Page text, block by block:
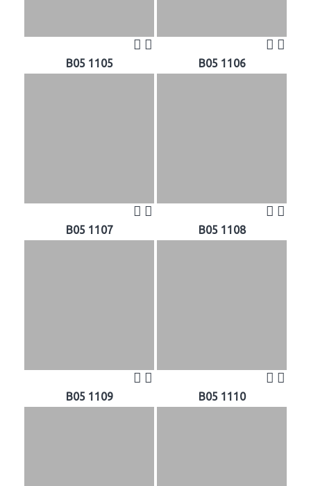
B05 1105 B05 1106
B05 1107 B05 1108
B05 1109 B05 1110